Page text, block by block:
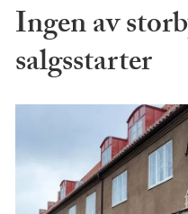
Ingen av
salgsstarter